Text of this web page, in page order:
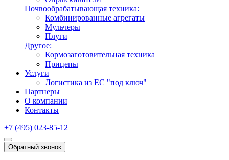
Почвообрабатывающая техника:
Комбинированные агрегаты
Мульчеры
Плуги
Другое:
Кормозаготовительная техника
Прицепы
Услуги
Логистика из ЕС "под ключ"
Партнеры
О компании
Контакты
+7 (495) 023-85-12
Обратный звонок